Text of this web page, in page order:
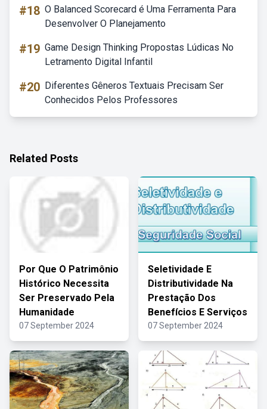
#18 O Balanced Scorecard é Uma Ferramenta Para
Desenvolver O Planejamento
#19 Game Design Thinking Propostas Lúdicas No
Letramento Digital Infantil
#20 Diferentes Gêneros Textuais Precisam Ser
Conhecidos Pelos Professores
Related Posts
Por Que O Patrimônio
Histórico Necessita
Ser Preservado Pela
Humanidade
07 September 2024
Seletividade E
Distributividade Na
Prestação Dos
Benefícios E Serviços
07 September 2024